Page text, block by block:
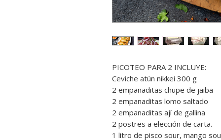
PICOTEO PARA 2 INCLUYE:
Ceviche atún nikkei 300 g
2 empanaditas chupe de jaiba
2 empanaditas lomo saltado
2 empanaditas ají de gallina
2 postres a elección de carta.
1 litro de pisco sour, mango